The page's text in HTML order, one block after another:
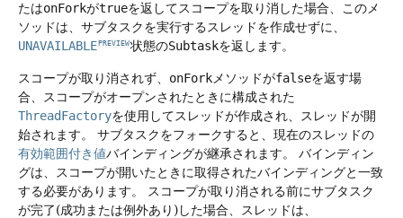
たはonForkがtrueを返してスコープを取り消した場合、このメ
ソッドは、サブタスクを実行するスレッドを作成せずに、
UNAVAILABLEPREVIEW状態のSubtaskを返します。
スコープが取り消されず、 onFork メソッドがfalseを返す場
合、スコープがオープンされたときに構成された
ThreadFactoryを使用してスレッドが作成され、スレッドが開
始されます。
サブタスクをフォークすると、現在のスレッドの
有効範囲付き値バインディングが継承されます。
バインディン
グは、スコープが開いたときに取得されたバインディングと一致
する必要があります。
スコープが取り消される前にサブタスク
が完了(成功または例外あり)した場合、スレッドは、